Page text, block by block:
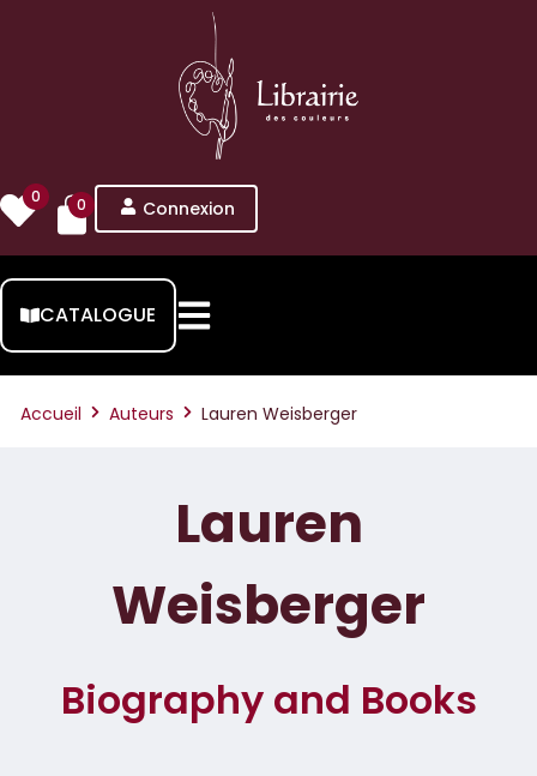
0 0 Connexion
CATALOGUE
Accueil Auteurs Lauren Weisberger
Lauren
Weisberger
Biography and Books